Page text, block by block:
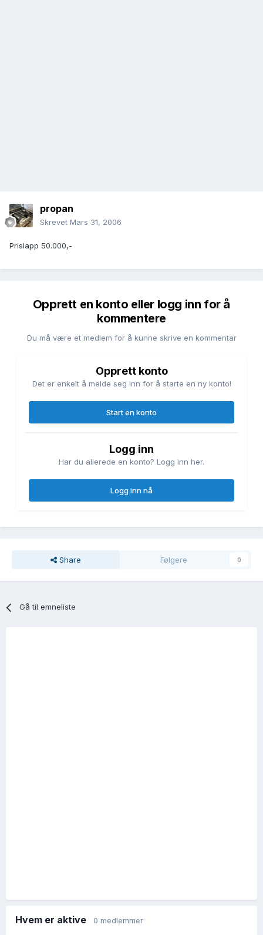
propan
Skrevet Mars 31, 2006
Prislapp 50.000,-
Opprett en konto eller logg inn for å
kommentere
Du må være et medlem for å kunne skrive en kommentar
Opprett konto
Det er enkelt å melde seg inn for å starte en ny konto!
Start en konto
Logg inn
Har du allerede en konto? Logg inn her.
Logg inn nå
Share Følgere 0
Gå til emneliste
Hvem er aktive 0 medlemmer